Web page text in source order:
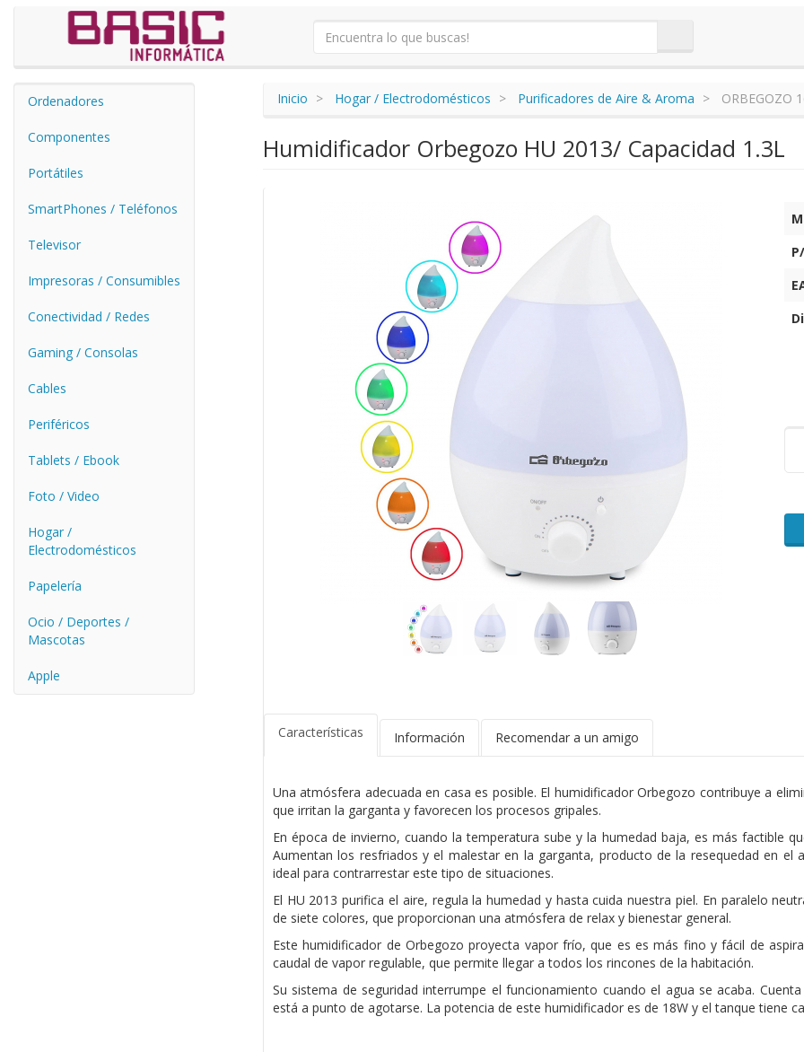
Ordenadores
Componentes
Portátiles
SmartPhones / Teléfonos
Televisor
Impresoras / Consumibles
Conectividad / Redes
Gaming / Consolas
Cables
Periféricos
Tablets / Ebook
Foto / Video
Hogar /
Electrodomésticos
Papelería
Ocio / Deportes /
Mascotas
Apple
Inicio Hogar / Electrodomésticos Purificadores de Aire & Aroma ORBEGOZO
Humidificador Orbegozo HU 2013/ Capacidad 1.3L
Características Información Recomendar a un amigo
Una atmósfera adecuada en casa es posible. El humidificador Orbegozo contribuye a
que irritan la garganta y favorecen los procesos gripales.
En época de invierno, cuando la temperatura sube y la humedad baja, es más factible
Aumentan los resfriados y el malestar en la garganta, producto de la resequedad en el
ideal para contrarrestar este tipo de situaciones.
El HU 2013 purifica el aire, regula la humedad y hasta cuida nuestra piel. En paralelo
de siete colores, que proporcionan una atmósfera de relax y bienestar general.
Este humidificador de Orbegozo proyecta vapor frío, que es es más fino y fácil de
caudal de vapor regulable, que permite llegar a todos los rincones de la habitación.
Su sistema de seguridad interrumpe el funcionamiento cuando el agua se acaba.
está a punto de agotarse. La potencia de este humidificador es de 18W y el tanque tiene